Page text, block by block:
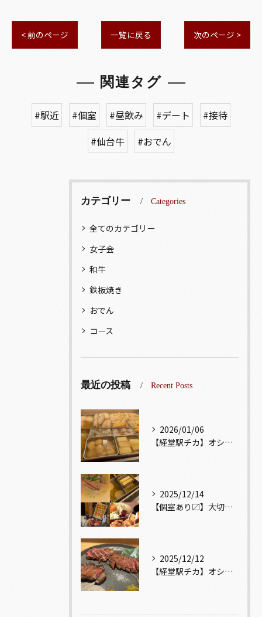
< 前のページ 一覧に戻る 次のページ >
関連タグ
#駅近 #個室 #昼飲み #デート
#接待
#仙台牛
#おでん
カテゴリー Categories
全てのカテゴリー
女子会
和牛
鉄板焼き
おでん
コース
最近の投稿 Recent Posts
2026/01/06
【経堂駅チカ】オシャレ居酒屋🏮出汁が美味しいおでんがオススメ...
2025/12/14
【個室あり〼】大切な記念日、お祝い事でのご来店ぜひお待ちして...
2025/12/12
【経堂駅チカ】オシャレ居酒屋🏮自慢のお肉が楽しめる🐃お得なコ...